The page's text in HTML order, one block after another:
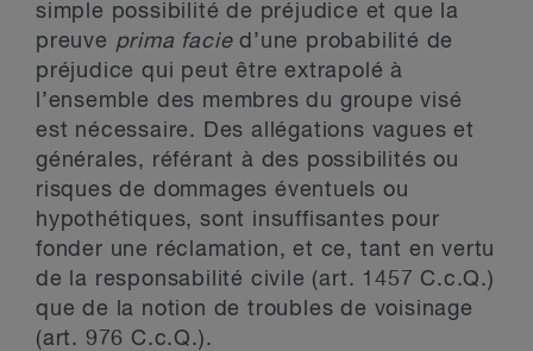
simple possibilité de préjudice et que la
preuve prima facied’une probabilité de
préjudice qui peut être extrapolé à
l’ensemble des membres du groupe visé
est nécessaire. Des allégations vagues et
générales, référant à des possibilités ou
risques de dommages éventuels ou
hypothétiques, sont insuffisantes pour
fonder une réclamation, et ce, tant en vertu
de la responsabilité civile (art. 1457 C.c.Q.)
que de la notion de troubles de voisinage
(art. 976 C.c.Q.).